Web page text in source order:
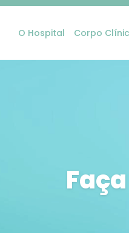
O Hospital Corpo